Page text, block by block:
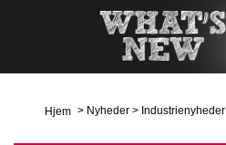
Hjem > Nyheder > Industrienyheder